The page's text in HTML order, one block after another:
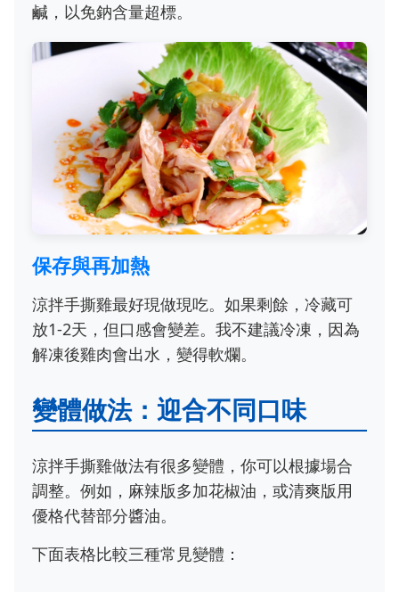
鹹，以免鈉含量超標。
保存與再加熱
涼拌手撕雞最好現做現吃。如果剩餘，冷藏可
放1-2天，但口感會變差。我不建議冷凍，因為
解凍後雞肉會出水，變得軟爛。
變體做法：迎合不同口味
涼拌手撕雞做法有很多變體，你可以根據場合
調整。例如，麻辣版多加花椒油，或清爽版用
優格代替部分醬油。
下面表格比較三種常見變體：